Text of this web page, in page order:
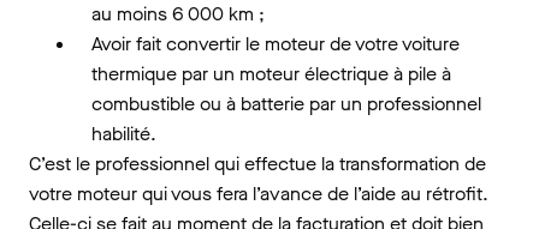
au moins 6 000 km ;
Avoir fait convertir le moteur de votre voiture
thermique par un moteur électrique à pile à
combustible ou à batterie par un professionnel
habilité.
C’est le professionnel qui effectue la transformation de
votre moteur qui vous fera l’avance de l’aide au rétrofit.
Celle-ci se fait au moment de la facturation et doit bien